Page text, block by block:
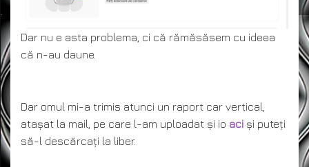
Dar nu e asta problema, ci că rămăsăsem cu ideea
că n-au daune.
Dar omul mi-a trimis atunci un raport car vertical,
atașat la mail, pe care l-am uploadat și io aci și puteți
să-l descărcați la liber.